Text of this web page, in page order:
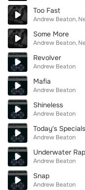
Too Fast
Andrew Beaton
Some More
Andrew Beaton
Revolver
Andrew Beaton
Mafia
Andrew Beaton
Shineless
Andrew Beaton
Today's Specials
Andrew Beaton
Underwater
Andrew Beaton
Snap
Andrew Beaton